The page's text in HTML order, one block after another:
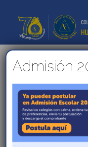
El Colegio
de INACAP,
con los
Admisión